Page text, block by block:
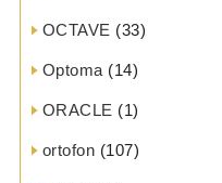
OCTAVE (33)
Optoma (14)
ORACLE (1)
ortofon (107)